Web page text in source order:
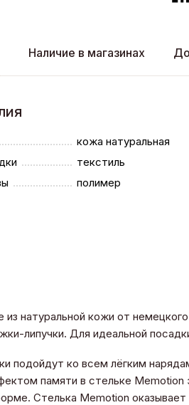
Наличие в магазинах
кожа натуральная
текстиль
полимер
из натуральной кожи от
липучки. Для идеальной
подойдут ко всем лёгким
памяти в стельке
Стелька Memotion